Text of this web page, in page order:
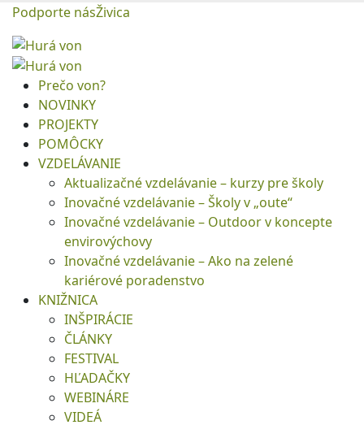
Podporte násŽivica
Prečo von?
NOVINKY
PROJEKTY
POMÔCKY
VZDELÁVANIE
Aktualizačné vzdelávanie – kurzy pre školy
Inovačné vzdelávanie – Školy v „oute“
Inovačné vzdelávanie – Outdoor v koncepte
envirovýchovy
Inovačné vzdelávanie – Ako na zelené
kariérové poradenstvo
KNIŽNICA
INŠPIRÁCIE
ČLÁNKY
FESTIVAL
HĽADAČKY
WEBINÁRE
VIDEÁ